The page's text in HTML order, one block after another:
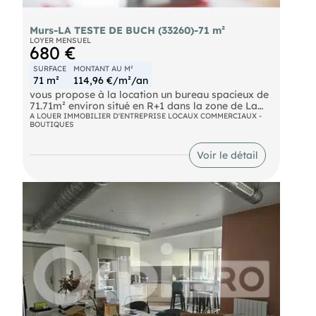
Murs-LA TESTE DE BUCH (33260)-71 m²
LOYER MENSUEL
680 €
SURFACE
71 m²
MONTANT AU M²
114,96 €/m²/an
vous propose à la location un bureau spacieux de
71.71m² environ situé en R+1 dans la zone de La
Teste. Composé de 2 pièces + point d'eau, wc,
place de parking dédiée, zone clôturée et accès
par portail sécurisé. Idéal architecte, professions
libérales, esthétique, bien-être. Contact Agnès
A LOUER IMMOBILIER D'ENTREPRISE LOCAUX COMMERCIAUX -
BOUTIQUES
Voir le détail